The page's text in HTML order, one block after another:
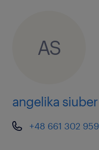
AS
angelika siuber
+48 661 302 959